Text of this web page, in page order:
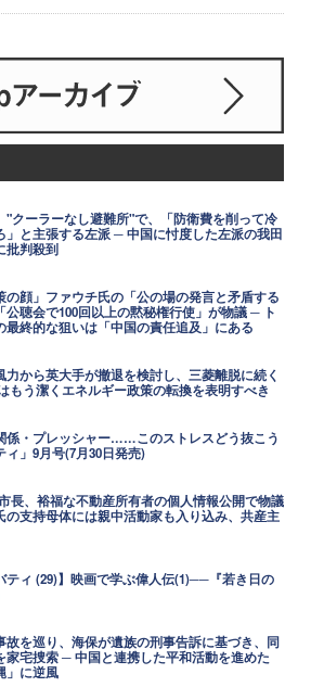
"クーラーなし避難所"で、「防衛費を削って冷
」と主張する左派 ─ 中国に忖度した左派の我田
批判殺到
の顔」ファウチ氏の「公の場の発言と矛盾する
公聴会で100回以上の黙秘権行使」が物議 ─ ト
最終的な狙いは「中国の責任追及」にある
力から英大手が撤退を検討し、三菱離脱に続く
もう潔くエネルギー政策の転換を表明すべき
係・プレッシャー……このストレスどう抜こう
ィ」9月号(7月30日発売)
長、裕福な不動産所有者の個人情報公開で物議
の支持母体には親中活動家も入り込み、共産主
ティ (29)】映画で学ぶ偉人伝(1)──『若き日の
故を巡り、海保が遺族の刑事告訴に基づき、同
家宅捜索 ─ 中国と連携した平和活動を進めた
」に逆風